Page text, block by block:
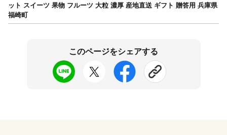
ット スイーツ 果物 フルーツ 大粒 濃厚 産地直送 ギフト 贈答用 兵庫県
福崎町
このページをシェアする